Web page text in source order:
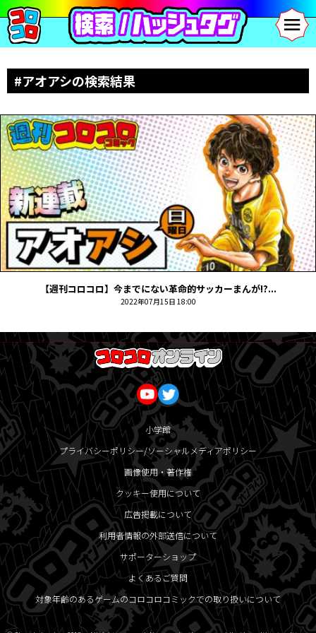
#アオアシの検索結果
【週刊コロコロ】今までにない革命的サッカーまんが!?...
2022年07月15日 18:00
小学館
プライバシーポリシー/ソーシャルメディアポリシー
画像使用・著作権
クッキー使用について
広告掲載について
利用者情報の外部送信について
サポーターショップ
よくあるご質問
対象年齢のあるゲームのコロコロコミックでの取り扱いについて